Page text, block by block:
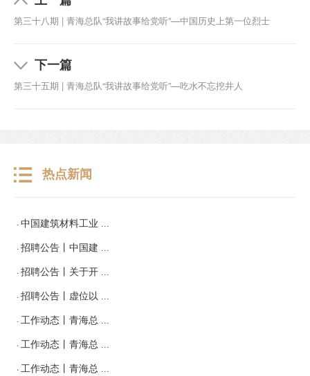
第三十八期 | 青海总队“我讲故事给党听”—中国历史上第一位烈士
下一篇
第三十五期 | 青海总队“我讲故事给党听”—吃水不忘挖井人
热点新闻
· 中国建筑材料工业 ...
· 招聘公告丨中国建 ...
· 招聘公告丨关于开 ...
· 招聘公告丨虚位以 ...
· 工作动态丨青海总 ...
· 工作动态丨青海总 ...
· 工作动态丨青海总 ...